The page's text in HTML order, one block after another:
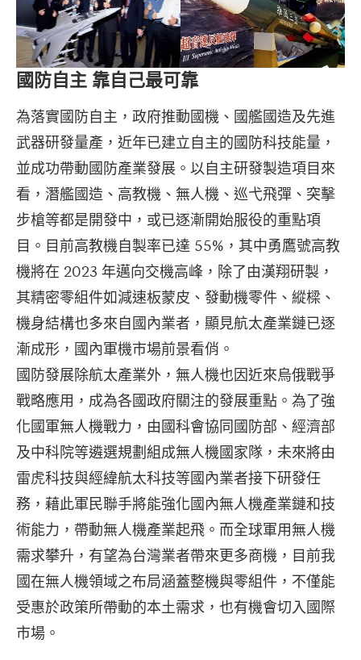
國防自主 靠自己最可靠
為落實國防自主，政府推動國機、國艦國造及先進
武器研發量產，近年已建立自主的國防科技能量，
並成功帶動國防產業發展。以自主研發製造項目來
看，潛艦國造、高教機、無人機、巡弋飛彈、突擊
步槍等都是開發中，或已逐漸開始服役的重點項
目。目前高教機自製率已達 55%，其中勇鷹號高教
機將在 2023 年邁向交機高峰，除了由漢翔研製，
其精密零組件如減速板蒙皮、發動機零件、縱樑、
機身結構也多來自國內業者，顯見航太產業鏈已逐
漸成形，國內軍機市場前景看俏。
國防發展除航太產業外，無人機也因近來烏俄戰爭
戰略應用，成為各國政府關注的發展重點。為了強
化國軍無人機戰力，由國科會協同國防部、經濟部
及中科院等遴選規劃組成無人機國家隊，未來將由
雷虎科技與經緯航太科技等國內業者接下研發任
務，藉此軍民聯手將能強化國內無人機產業鏈和技
術能力，帶動無人機產業起飛。而全球軍用無人機
需求攀升，有望為台灣業者帶來更多商機，目前我
國在無人機領域之布局涵蓋整機與零組件，不僅能
受惠於政策所帶動的本土需求，也有機會切入國際
市場。